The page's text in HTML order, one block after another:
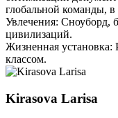
глобальной команды,
Увлечения: Сноуборд,
цивилизаций.
Жизненная установка:
классом.
Kirasova Larisa